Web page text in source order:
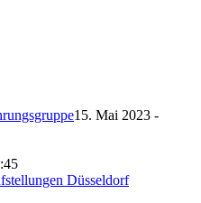
15. Mai 2023 -